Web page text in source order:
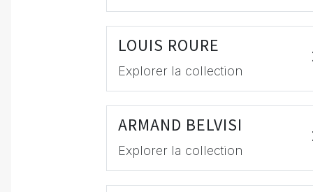
LOUIS ROURE
Explorer la collection
ARMAND BELVISI
Explorer la collection